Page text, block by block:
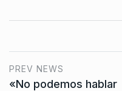
PREV NEWS
«No podemos hablar